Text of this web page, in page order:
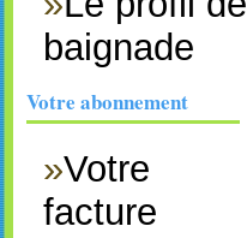
baignade
Votre abonnement
»Votre
facture